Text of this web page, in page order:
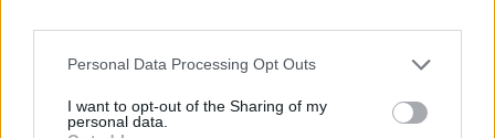
Personal Data Processing Opt Outs
I want to opt-out of the Sharing of my
personal data.
Istovremeno, ocat je prirodni dezinficijens koji
ubija bakterije i plijesan, čime neutralizira sam izvor
razliku od izbjeljivača, ocat neće oštetiti osjetljive